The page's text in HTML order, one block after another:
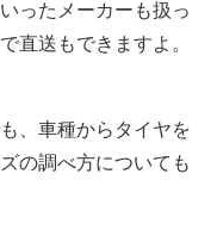
ったメーカーも扱っ
直送もできますよ。
、車種からタイヤを
の調べ方についても